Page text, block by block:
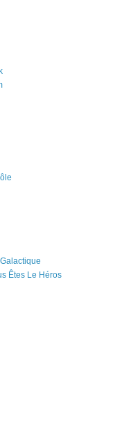
Êtes Le Héros